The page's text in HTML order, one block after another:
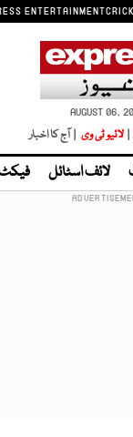
ENTERTAINMENT
AUGUST 06,
| لائیو ٹی وی | آج کا اخبار
لائف اسٹائل